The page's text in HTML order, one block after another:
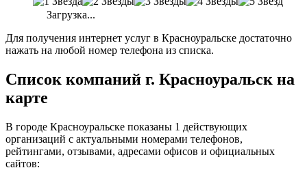
Загрузка...
Для получения интернет услуг в Красноуральске достаточно
нажать на любой номер телефона из списка.
Список компаний г. Красноуральск на
карте
В городе Красноуральске показаны 1 действующих
организаций с актуальными номерами телефонов,
рейтингами, отзывами, адресами офисов и официальных
сайтов: